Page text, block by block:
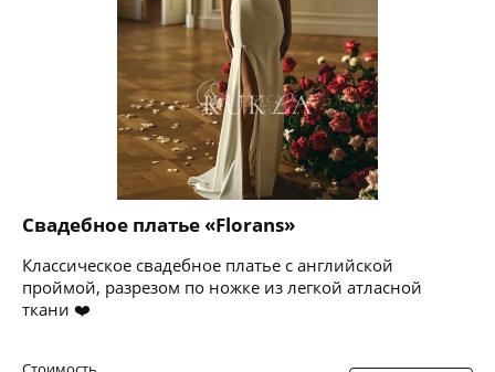
Свадебное платье «Florans»
Классическое свадебное платье с английской
проймой, разрезом по ножке из легкой атласной
ткани ❤️